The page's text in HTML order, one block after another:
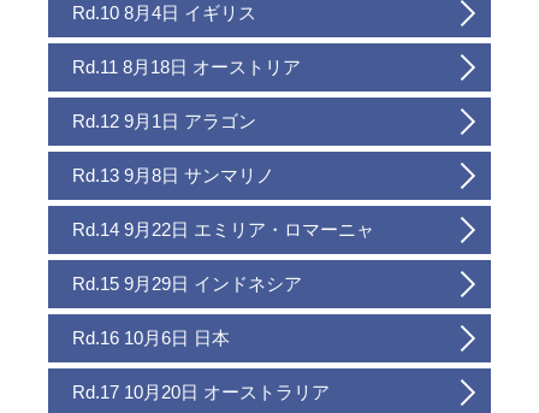
Rd.10 8月4日 イギリス
Rd.11 8月18日 オーストリア
Rd.12 9月1日 アラゴン
Rd.13 9月8日 サンマリノ
Rd.14 9月22日 エミリア・ロマーニャ
Rd.15 9月29日 インドネシア
Rd.16 10月6日 日本
Rd.17 10月20日 オーストラリア